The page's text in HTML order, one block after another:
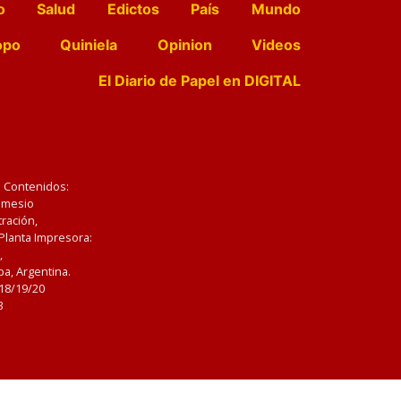
Salud Edictos País
Mundo
Quiniela Opinion
Videos
El Diario de Papel en DIGITAL
Impresora:
Argentina.
19/20